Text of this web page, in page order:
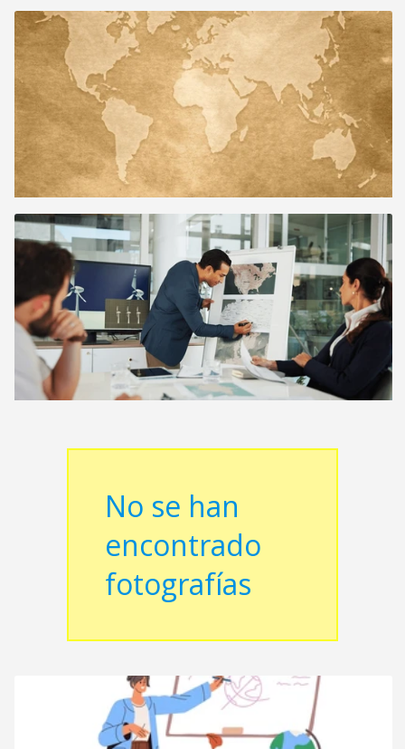
No se han
encontrado
fotografías